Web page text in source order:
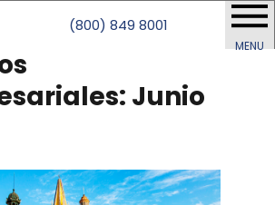
(800) 849 8001
MENU
Junio